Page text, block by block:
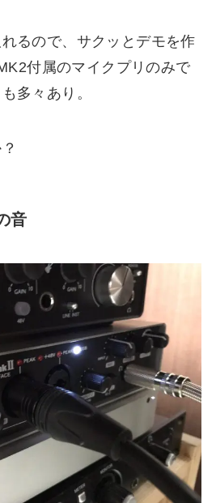
るので、サクッとデモを作
付属のマイクプリのみで
多々あり。
音